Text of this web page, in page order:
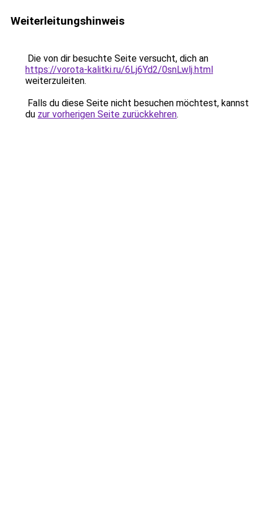
Weiterleitungshinweis
Die von dir besuchte Seite versucht, dich an
https://vorota-kalitki.ru/6Lj6Yd2/0snLwlj.html
weiterzuleiten.
Falls du diese Seite nicht besuchen möchtest, kannst
du zur vorherigen Seite zurückkehren.